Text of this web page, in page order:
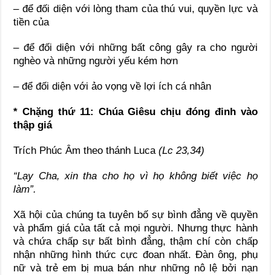
– để đối diện với lòng tham của thú vui, quyền lực và
tiền của
– để đối diện với những bất công gây ra cho người
nghèo và những người yếu kém hơn
– để đối diện với ảo vọng về lợi ích cá nhân
* Chặng thứ 11: Chúa Giêsu chịu đóng đinh vào
thập giá
Trích Phúc Âm theo thánh Luca(Lc 23,34)
“Lạy Cha, xin tha cho họ vì họ không biết việc họ
làm”.
Xã hội của chúng ta tuyên bố sự bình đẳng về quyền
và phẩm giá của tất cả mọi người. Nhưng thực hành
và chứa chấp sự bất bình đẳng, thậm chí còn chấp
nhận những hình thức cực đoan nhất. Đàn ông, phụ
nữ và trẻ em bị mua bán như những nô lệ bởi nạn